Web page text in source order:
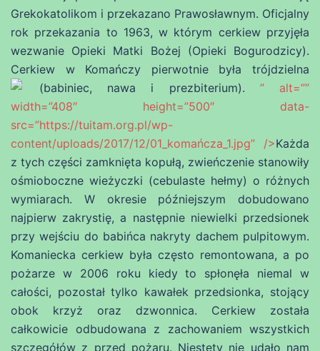
Grekokatolikom i przekazano Prawosławnym. Oficjalny
rok przekazania to 1963, w którym cerkiew przyjęła
wezwanie Opieki Matki Bożej (Opieki Bogurodzicy).
Cerkiew w Komańczy pierwotnie była trójdzielna
(babiniec, nawa i prezbiterium). ” alt=””
width=”408″ height=”500″ data-
src=”https://tuitam.org.pl/wp-
content/uploads/2017/12/01_komańcza_1.jpg” />Każda
z tych części zamknięta kopułą, zwieńczenie stanowiły
ośmioboczne wieżyczki (cebulaste hełmy) o różnych
wymiarach. W okresie późniejszym dobudowano
najpierw zakrystię, a następnie niewielki przedsionek
przy wejściu do babińca nakryty dachem pulpitowym.
Komaniecka cerkiew była często remontowana, a po
pożarze w 2006 roku kiedy to spłonęła niemal w
całości, pozostał tylko kawałek przedsionka, stojący
obok krzyż oraz dzwonnica. Cerkiew została
całkowicie odbudowana z zachowaniem wszystkich
szczegółów z przed pożaru. Niestety nie udało nam